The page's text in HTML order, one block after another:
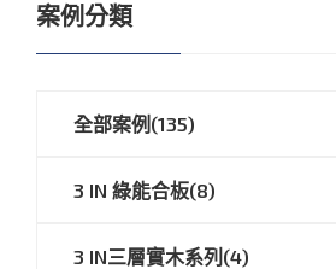
案例分類
全部案例(135)
3 IN 綠能合板(8)
3 IN三層實木系列(4)